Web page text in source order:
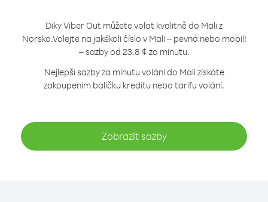
Díky Viber Out můžete volat kvalitně do Mali z
Norsko.Volejte na jakékoli číslo v Mali – pevná nebo mobil!
– sazby od 23.8 ¢ za minutu.
Nejlepší sazby za minutu volání do Mali získáte
zakoupením balíčku kreditu nebo tarifu volání.
Zobrazit sazby